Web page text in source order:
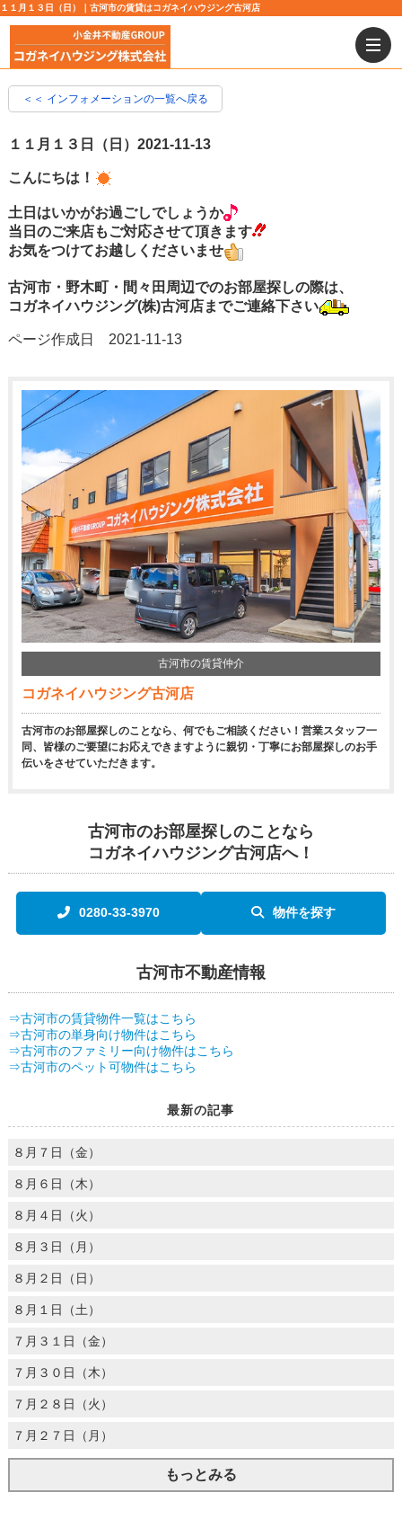
１１月１３日（日）｜古河市の賃貸はコガネイハウジング古河店
＜＜ インフォメーションの一覧へ戻る
１１月１３日（日） 2021-11-13
こんにちは！
土日はいかがお過ごしでしょうか
当日のご来店もご対応させて頂きます
お気をつけてお越しくださいませ
古河市・野木町・間々田周辺でのお部屋探しの際は、
コガネイハウジング(株)古河店までご連絡下さい
ページ作成日 2021-11-13
古河市の賃貸仲介
コガネイハウジング古河店
古河市のお部屋探しのことなら、何でもご相談ください！営業スタッフ一
同、皆様のご要望にお応えできますように親切・丁寧にお部屋探しのお手
伝いをさせていただきます。
古河市のお部屋探しのことなら
コガネイハウジング古河店へ！
0280-33-3970 物件を探す
古河市不動産情報
⇒古河市の賃貸物件一覧はこちら
⇒古河市の単身向け物件はこちら
⇒古河市のファミリー向け物件はこちら
⇒古河市のペット可物件はこちら
最新の記事
８月７日（金）
８月６日（木）
８月４日（火）
８月３日（月）
８月２日（日）
８月１日（土）
７月３１日（金）
７月３０日（木）
７月２８日（火）
７月２７日（月）
もっとみる